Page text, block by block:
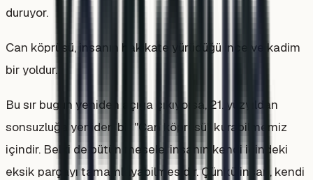
duruyor.
Can köprüsü, insanın hakikate yürüdüğü ince ve kadim
bir yoldur.
Bu sır bugün yeniden açığa çıkıyorsa, 21. yüzyıldan
sonsuzluğa yeniden bir "Can köprüsü" kurabilmemiz
içindir. Belki de bütün mesele, insanın kendi içindeki
eksik parçayı tamamlayabilmesidir. Çünkü insan, kendi